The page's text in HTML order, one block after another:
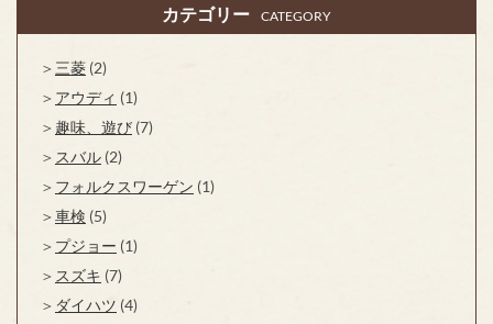
カテゴリー CATEGORY
三菱 (2)
アウディ (1)
趣味、遊び (7)
スバル (2)
フォルクスワーゲン (1)
車検 (5)
プジョー (1)
スズキ (7)
ダイハツ (4)